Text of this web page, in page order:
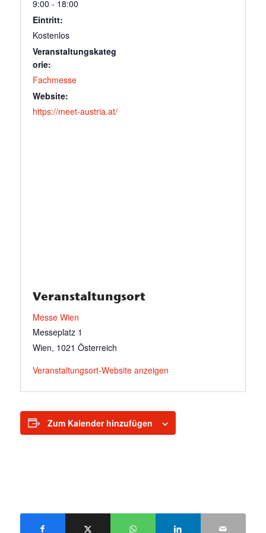
9:00 - 18:00
Eintritt:
Kostenlos
Veranstaltungskateg
orie:
Fachmesse
Website:
https://meet-austria.at/
Veranstaltungsort
Messe Wien
Messeplatz 1
Wien, 1021 Österreich
Veranstaltungsort-Website anzeigen
Zum Kalender hinzufügen